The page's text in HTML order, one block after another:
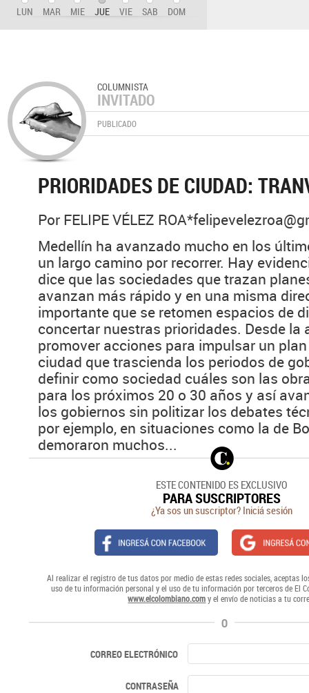
LUN MAR MIE JUE VIE SAB DOM
COLUMNISTA
INVITADO
PUBLICADO
PRIORIDADES DE CIUDAD:
Por FELIPE VÉLEZ
Medellín ha avanzado mucho en los
un largo camino por recorrer. Hay
dice que las sociedades que trazan
avanzan más rápido y en una misma
importante que se retomen espacios de
concertar nuestras prioridades. Desde la
promover acciones para impulsar un
ciudad que trascienda los periodos de
definir como sociedad cuáles son las
para los próximos 20 o 30 años y así
los gobiernos sin politizar los debates
por ejemplo, en situaciones como la de
demoraron muchos...
ESTE CONTENIDO ES EXCLUSIVO
PARA SUSCRIPTORES
¿Ya sos un suscriptor? Iniciá sesión
Al realizar el registro de tus datos por medio de estas redes sociales, aceptas
uso de tu información personal y el uso de tu información por terceros de El
www.elcolombiano.comy el envío de noticias a tu
O
CORREO ELECTRÓNICO
CONTRASEÑA